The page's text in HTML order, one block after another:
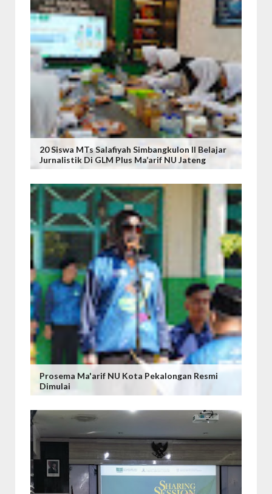
20 Siswa MTs Salafiyah Simbangkulon II Belajar
Jurnalistik Di GLM Plus Ma’arif NU Jateng
Prosema Ma'arif NU Kota Pekalongan Resmi
Dimulai